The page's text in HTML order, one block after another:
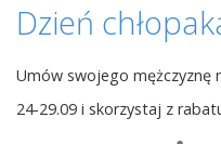
Dzień
Umów swojego mężczyznę
24-29.09 i skorzystaj z